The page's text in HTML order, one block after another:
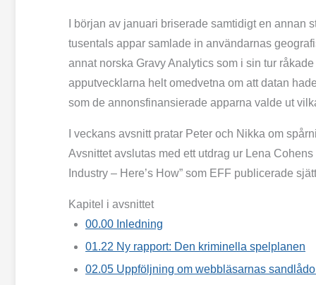
I början av januari briserade samtidigt en
tusentals appar samlade in användarnas
annat norska Gravy Analytics som i sin tur
app­utvecklarna helt omedvetna om att datan
som de annons­finansierade apparna valde ut
I veckans avsnitt pratar Peter och Nikka om
Avsnittet avslutas med ett utdrag ur Lena
Industry – Here’s How” som EFF publicerade
Kapitel i avsnittet
00.00 Inledning
01.22 Ny rapport: Den kriminella spelplanen
02.05 Uppföljning om webbläsarnas